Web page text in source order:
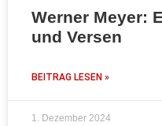
Werner Meyer:
und Versen
BEITRAG LESEN »
1. Dezember 2024